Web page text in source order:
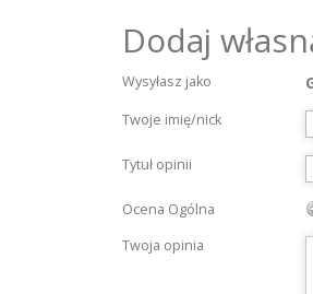
Dodaj
Wysyłasz jako
Twoje imię/nick
Tytuł opinii
Ocena Ogólna
Twoja opinia